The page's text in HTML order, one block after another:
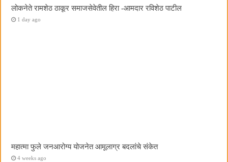
लोकनेते रामशेठ ठाकूर समाजसेवेतील हिरा -आमदार रविशेठ पाटील
1 day ago
महात्मा फुले जनआरोग्य योजनेत आमूलाग्र बदलांचे संकेत
4 weeks ago